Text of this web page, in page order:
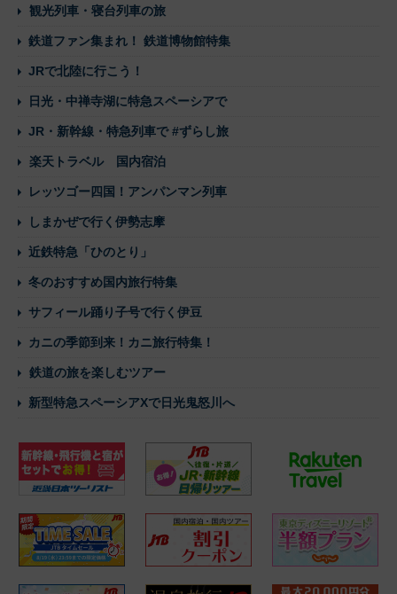
観光列車・寝台列車の旅
鉄道ファン集まれ！ 鉄道博物館特集
JRで北陸に行こう！
日光・中禅寺湖に特急スペーシアで
JR・新幹線・特急列車で #ずらし旅
楽天トラベル 国内宿泊
レッツゴー四国！アンパンマン列車
しまかぜで行く伊勢志摩
近鉄特急「ひのとり」
冬のおすすめ国内旅行特集
サフィール踊り子号で行く伊豆
カニの季節到来！カニ旅行特集！
鉄道の旅を楽しむツアー
新型特急スペーシアXで日光鬼怒川へ